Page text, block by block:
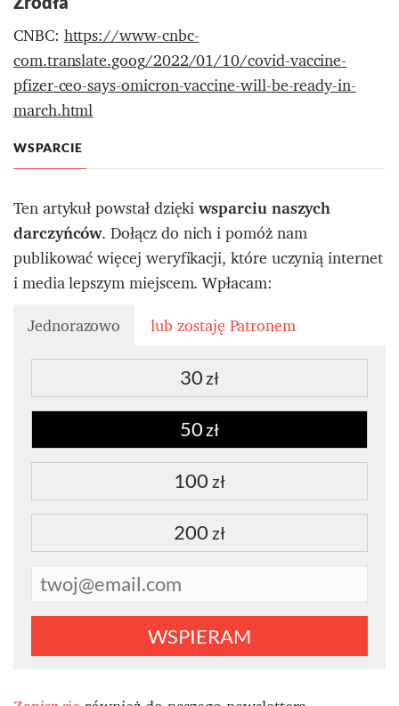
CNBC:https://www-cnbc-
com.translate.goog/2022/01/10/covid-vaccine-
pfizer-ceo-says-omicron-vaccine-will-be-ready-in-
march.html
WSPARCIE
Ten artykuł powstał dziękiwsparciu naszych
darczyńców. Dołącz do nich i pomóż nam
publikować więcej weryfikacji, które uczynią internet
i media lepszym miejscem. Wpłacam:
Jednorazowo
lub zostaję Patronem
30 zł
50 zł
100 zł
200 zł
WSPIERAM